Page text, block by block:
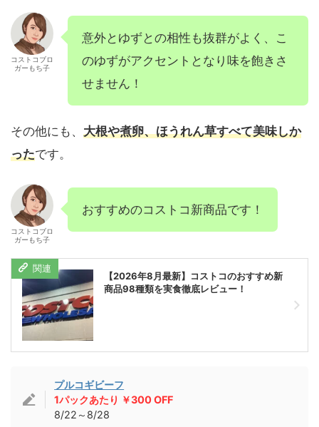
コストコブロ
ガーもち子
意外とゆずとの相性も抜群がよく、こ
のゆずがアクセントとなり味を飽きさ
せません！
その他にも、 大根や煮卵、ほうれん草すべて美味しか
ったです。
コストコブロ
ガーもち子
おすすめのコストコ新商品です！
【2026年8月最新】コストコのおすすめ新
商品98種類を実食徹底レビュー！
プルコギビーフ
1パックあたり ￥300 OFF
8/22～8/28